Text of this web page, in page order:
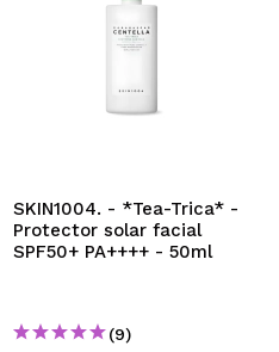
SKIN1004. - *Tea-Trica* -
Protector solar facial
SPF50+ PA++++ - 50ml
(9)